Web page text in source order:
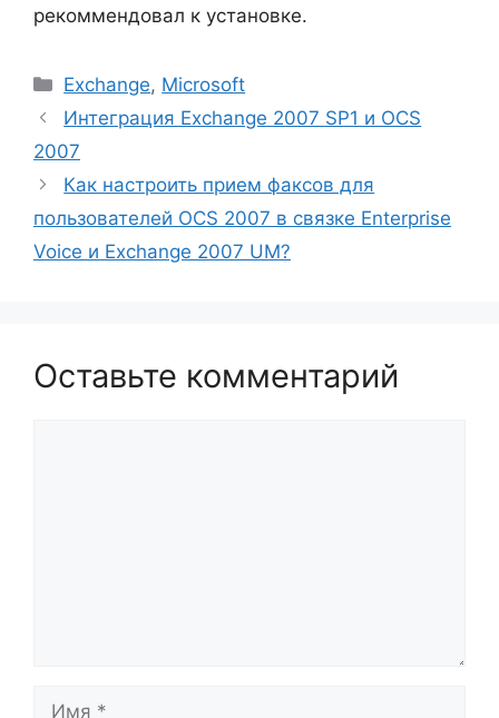
рекоммендовал к установке.
Рубрики
Exchange, Microsoft
Интеграция Exchange 2007 SP1 и OCS
2007
Как настроить прием факсов для
пользователей OCS 2007 в связке Enterprise
Voice и Exchange 2007 UM?
Оставьте комментарий
Имя